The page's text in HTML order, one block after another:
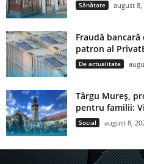
Sănătate august 8,
Fraudă
patron al
De actualitate
Târgu Mureș,
pentru familii:
Social august 8,